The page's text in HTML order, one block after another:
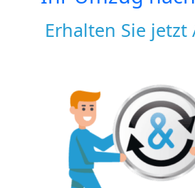
Erhalten Sie jetzt